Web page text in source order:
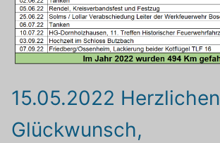
15.05.2022 Herzlichen
Glückwunsch,